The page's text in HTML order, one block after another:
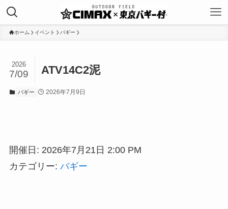
ホーム イベント バギー
ATV14C2泥
2026
7/09
バギー 2026年7月9日
開催日: 2026年7月21日 2:00 PM
カテゴリー: バギー